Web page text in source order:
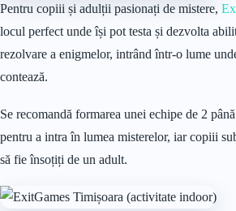
Pentru copiii și adulții pasionați de mistere,
locul perfect unde își pot testa și dezvolta
rezolvare a enigmelor, intrând într-o lume
contează.
Se recomandă formarea unei echipe de 2
pentru a intra în lumea misterelor, iar copiii
să fie însoțiți de un adult.